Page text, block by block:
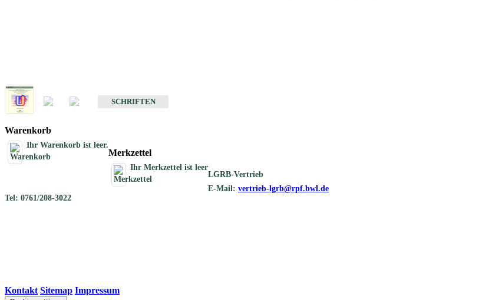
SCHRIFTEN
Warenkorb
Ihr Warenkorb ist leer.
Merkzettel
Ihr Merkzettel ist leer
LGRB-Vertrieb
E-Mail: vertrieb-lgrb@rpf.bwl.de
Tel: 0761/208-3022
Kontakt Sitemap Impressum